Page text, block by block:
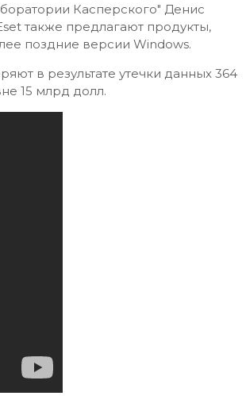
Касперского" Денис
также предлагают продукты,
поздние версии Windows.
в результате утечки данных 364
15 млрд долл.